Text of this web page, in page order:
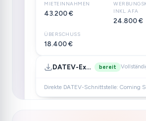
MIETEINNAHMEN
43.200 €
INKL. AFA
24.800 €
ÜBERSCHUSS
18.400 €
DATEV-Export bereit
Direkte DATEV-Schnittstelle: Coming